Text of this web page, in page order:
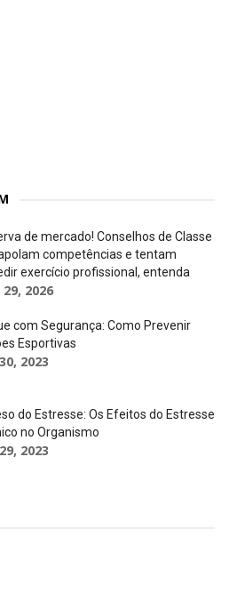
de mercado! Conselhos de Classe
competências e tentam
exercício profissional, entenda
2026
com Segurança: Como Prevenir
Esportivas
2023
do Estresse: Os Efeitos do Estresse
no Organismo
2023